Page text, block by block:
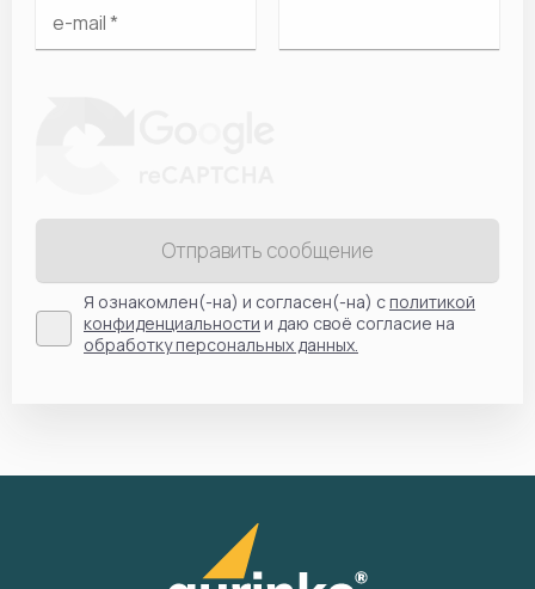
Отправить сообщение
Я ознакомлен(-на) и согласен(-на) сполитикой
конфиденциальности и даю своё согласие на
обработку персональных данных.